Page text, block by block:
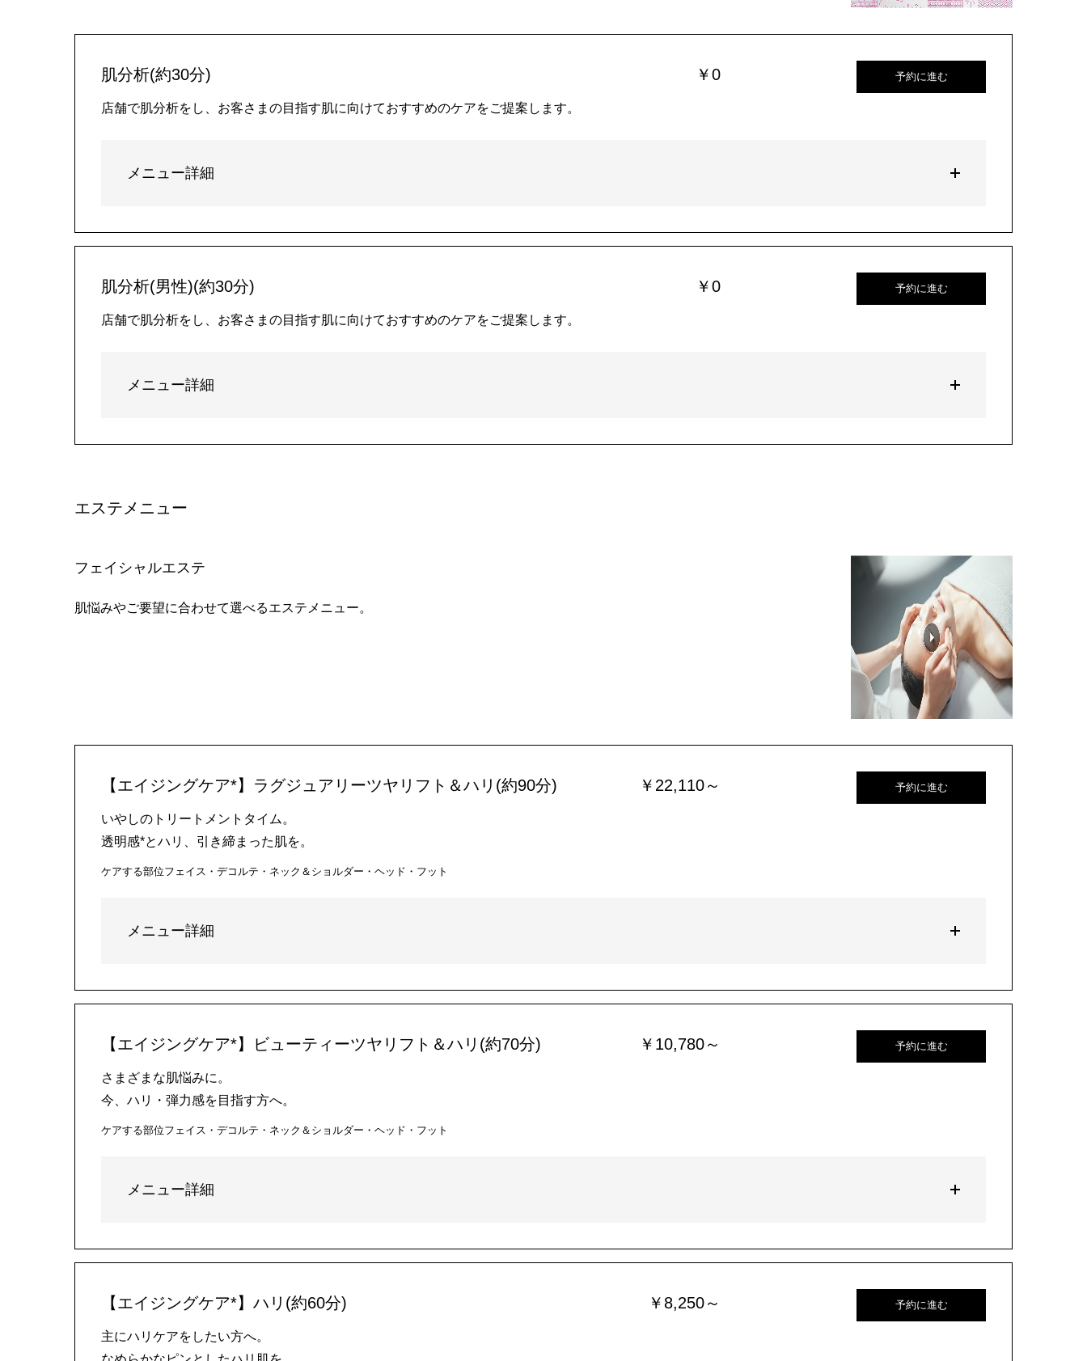
肌分析(約30分) ￥0
店舗で肌分析をし、お客さまの目指す肌に向けておすすめのケアをご提案します。
予約に進む
メニュー詳細
肌分析(男性)(約30分) ￥0
店舗で肌分析をし、お客さまの目指す肌に向けておすすめのケアをご提案します。
予約に進む
メニュー詳細
エステメニュー
フェイシャルエステ
肌悩みやご要望に合わせて選べるエステメニュー。
【エイジングケア*】ラグジュアリーツヤリフト＆ハリ(約90分) ￥22,110～
いやしのトリートメントタイム。
透明感*とハリ、引き締まった肌を。
ケアする部位フェイス・デコルテ・ネック＆ショルダー・ヘッド・フット
予約に進む
メニュー詳細
【エイジングケア*】ビューティーツヤリフト＆ハリ(約70分) ￥10,780～
さまざまな肌悩みに。
今、ハリ・弾力感を目指す方へ。
ケアする部位フェイス・デコルテ・ネック＆ショルダー・ヘッド・フット
予約に進む
メニュー詳細
【エイジングケア*】ハリ(約60分) ￥8,250～
主にハリケアをしたい方へ。
予約に進む